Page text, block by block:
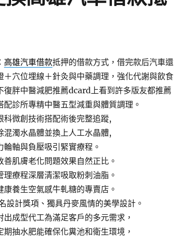
高雄汽車借款抵押的借款方式，借完款后汽車還
穴位埋線＋針灸與中藥調理，強化代謝與飲食
復胖中醫減肥推薦dcard上看到許多版友都推薦
診所專精中醫五型減重與體質調理。
科微創技術搭配術後完整追蹤,
混濁水晶體並換上人工水晶體,
軸與負壓吸引緊實療程。
肌膚老化問題效果自然正比。
療程深層清潔吸取粉刺油脂。
養生空氣感牛軋糖的專賣店。
設計獎項、獨具丹麥風情的美學設計。
成型代工為滿足客戶的多元需求，
抽水肥能確保化糞池和衛生環境，